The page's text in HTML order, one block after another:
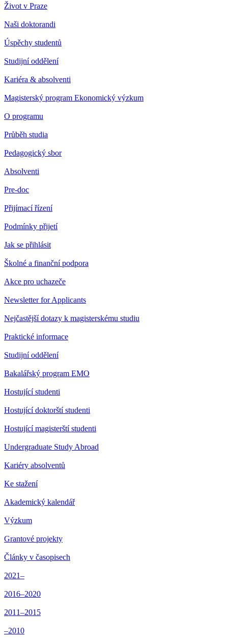
Život v Praze
Naši doktorandi
Úspěchy studentů
Studijní oddělení
Kariéra & absolventi
Magisterský program Ekonomický výzkum
O programu
Průběh studia
Pedagogický sbor
Absolventi
Pre-doc
Přijímací řízení
Podmínky přijetí
Jak se přihlásit
Školné a finanční podpora
Akce pro uchazeče
Newsletter for Applicants
Nejčastější dotazy k magisterskému studiu
Praktické informace
Studijní oddělení
Bakalářský program EMO
Hostující studenti
Hostující doktorští studenti
Hostující magisterští studenti
Undergraduate Study Abroad
Kariéry absolventů
Ke stažení
Akademický kalendář
Výzkum
Grantové projekty
Články v časopisech
2021–
2016–2020
2011–2015
–2010